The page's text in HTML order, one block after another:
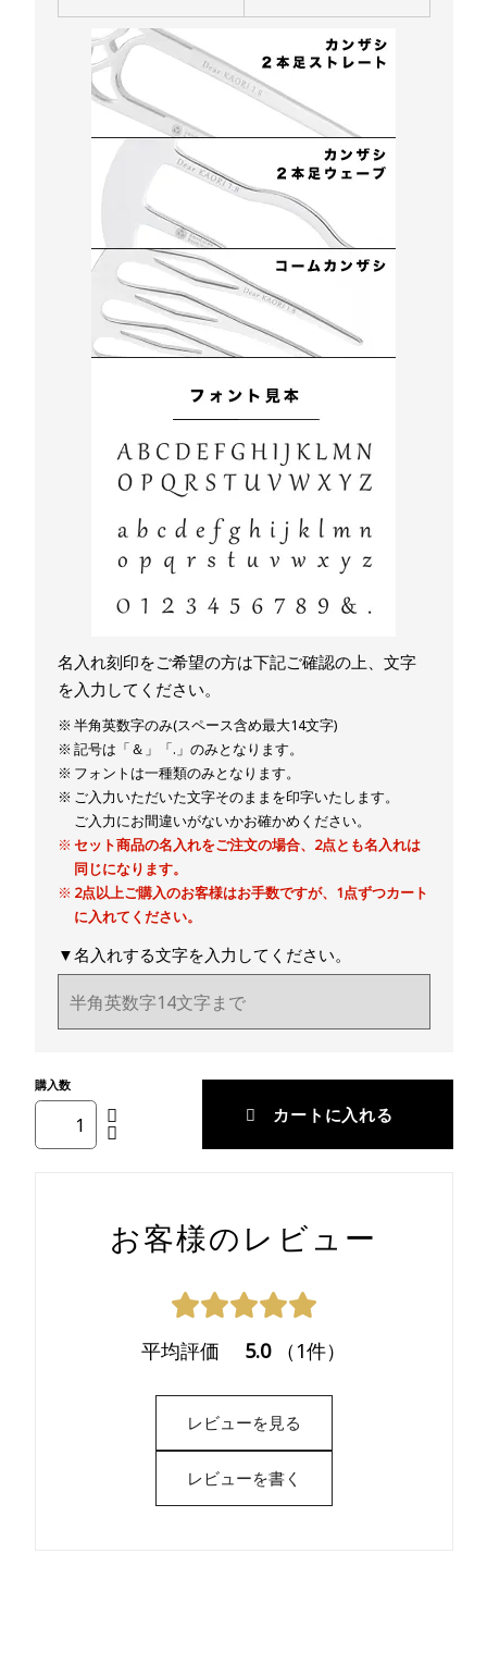
名入れ刻印をご希望の方は下記ご確認の上、文字
を入力してください。
半角英数字のみ(スペース含め最大14文字)
記号は「＆」「.」のみとなります。
フォントは一種類のみとなります。
ご入力いただいた文字そのままを印字いたします。
ご入力にお間違いがないかお確かめください。
セット商品の名入れをご注文の場合、2点とも名入れは
同じになります。
2点以上ご購入のお客様はお手数ですが、1点ずつカート
に入れてください。
▼名入れする文字を入力してください。
購入数
カートに入れる
お客様のレビュー
平均評価 5.0（1件）
レビューを見る
レビューを書く